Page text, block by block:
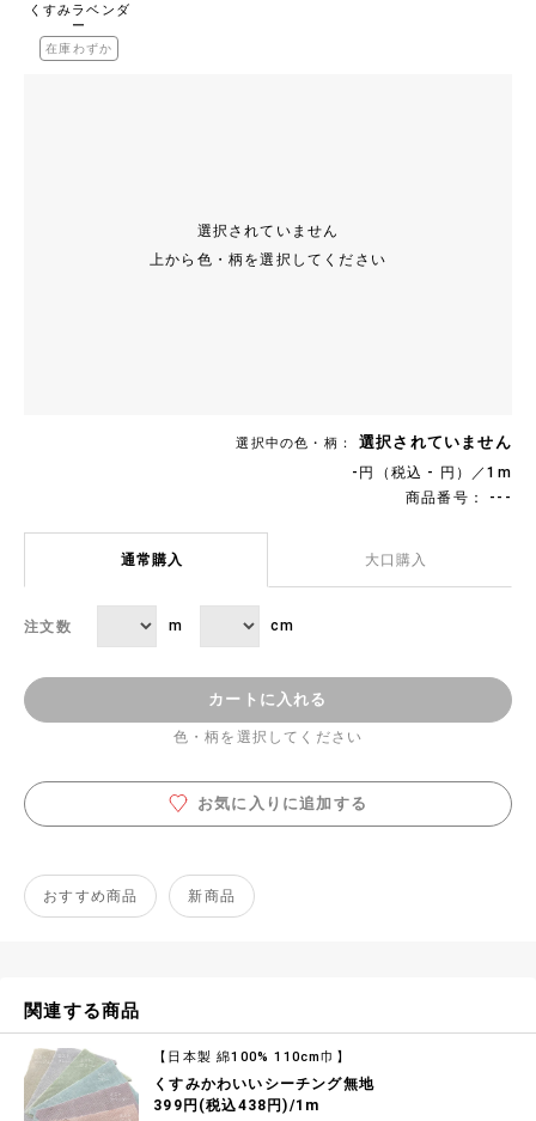
くすみラベンダ
ー
在庫わずか
選択されていません
上から色・柄を選択してください
選択中の色・柄： 選択されていません
-円（税込 - 円）／1m
商品番号： ---
通常購入 大口購入
注文数 m cm
カートに入れる
色・柄を選択してください
お気に入りに追加する
おすすめ商品 新商品
関連する商品
【日本製 綿100% 110cm巾】
くすみかわいいシーチング無地
399円(税込438円)/1m